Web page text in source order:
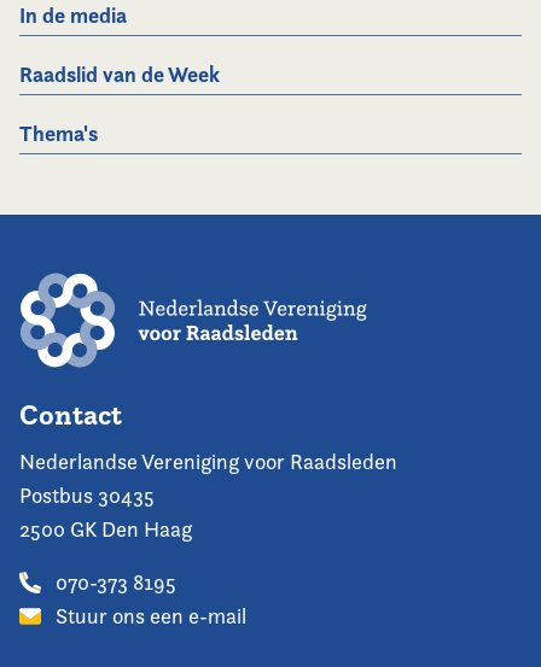
In de media
Raadslid van de Week
Thema's
Contact
Nederlandse Vereniging voor Raadsleden
Postbus 30435
2500 GK Den Haag
070-373 8195
Stuur ons een e-mail